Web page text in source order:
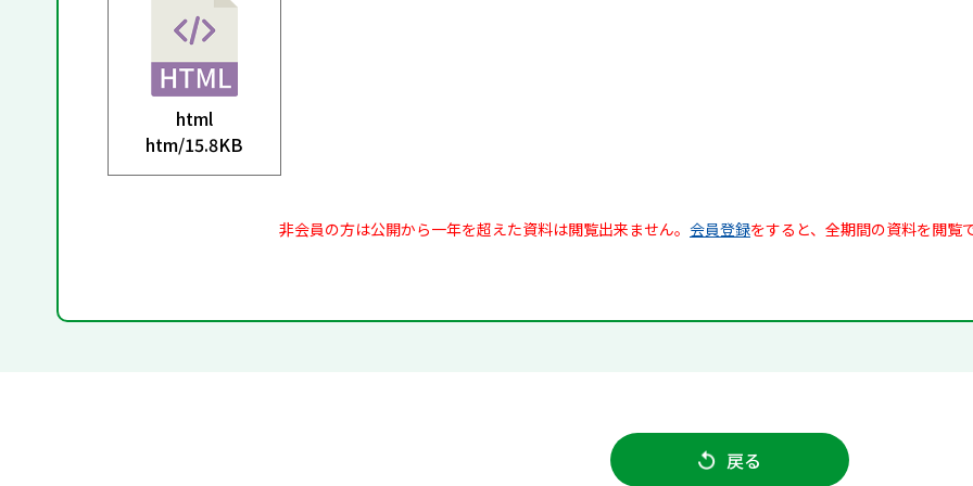
html
htm/15.8KB
非会員の方は公開から一年を超えた資料は閲覧出来ません。 会員登録をすると、全期間の資料を閲覧
戻る